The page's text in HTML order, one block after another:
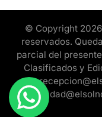
© Copyright 2026
reservados.
parcial del
Clasificados y